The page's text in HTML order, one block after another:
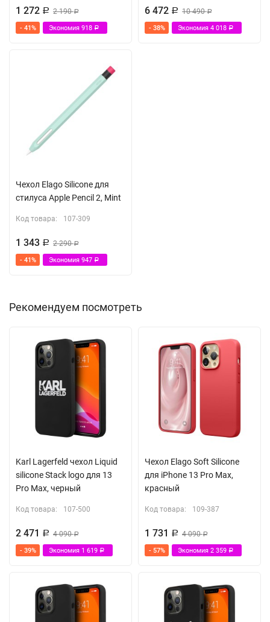
1 272 Р 2 190Р
- 41% Экономия 918 Р
6 472 Р 10 490Р
- 38% Экономия 4 018 Р
Чехол Elago Silicone для
стилуса Apple Pencil 2, Mint
Код товара: 107-309
1 343 Р 2 290Р
- 41% Экономия 947 Р
Рекомендуем посмотреть
Karl Lagerfeld чехол Liquid
silicone Stack logo для 13
Pro Max, черный
Код товара: 107-500
2 471 Р 4 090Р
- 39% Экономия 1 619 Р
Чехол Elago Soft Silicone
для iPhone 13 Pro Max,
красный
Код товара: 109-387
1 731 Р 4 090Р
- 57% Экономия 2 359 Р